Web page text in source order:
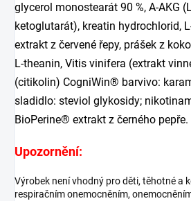
glycerol monostearát 90 %, A-AKG
ketoglutarát), kreatin hydrochlorid,
extrakt z červené řepy, prášek z
L-theanin, Vitis vinifera (extrakt
(citikolin) CogniWin® barvivo:
sladidlo: steviol glykosidy;
BioPerine® extrakt z černého pepře.
Upozornění:
Výrobek není vhodný pro děti, těhotné a
respiračním onemocněním,